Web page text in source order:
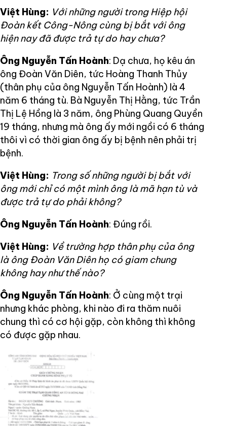
Việt Hùng: Với những người trong Hiệp hội
Đoàn kết Công-Nông cùng bị bắt với ông
hiện nay đã được trả tự do hay chưa?
Ông Nguyễn Tấn Hoành: Dạ chưa, họ kêu án
ông Đoàn Văn Diên, tức Hoàng Thanh Thủy
(thân phụ của ông Nguyễn Tấn Hoành) là 4
năm 6 tháng tù. Bà Nguyễn Thị Hằng, tức Trần
Thị Lệ Hồng là 3 năm, ông Phùng Quang Quyền
19 tháng, nhưng mà ông ấy mới ngồi có 6 tháng
thôi vì có thời gian ông ấy bị bệnh nên phải trị
bệnh.
Việt Hùng: Trong số những người bị bắt với
ông mới chỉ có một mình ông là mã hạn tù và
được trả tự do phải không?
Ông Nguyễn Tấn Hoành: Đúng rồi.
Việt Hùng: Về trường hợp thân phụ của ông
là ông Đoàn Văn Diên họ có giam chung
không hay như thế nào?
Ông Nguyễn Tấn Hoành: Ở cùng một trại
nhưng khác phòng, khi nào đi ra thăm nuôi
chung thì có cơ hội gặp, còn không thì không
có được gặp nhau.